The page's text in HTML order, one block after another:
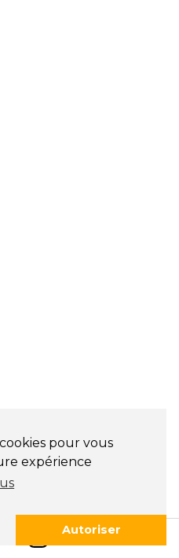
pour vous
expérience
Autoriser
00 37
Mulhouse
Mugnier
32 30